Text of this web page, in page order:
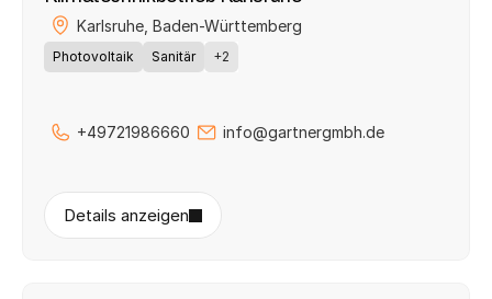
Karlsruhe, Baden-Württemberg
Photovoltaik Sanitär +2
+49721986660 info@gartnergmbh.de
Details anzeigen